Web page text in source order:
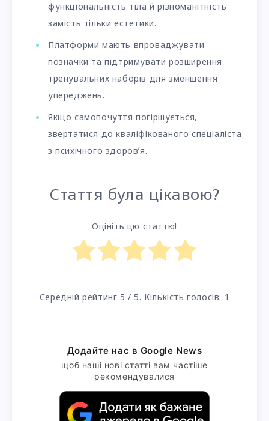
функціональність тіла й різноманітність
замість тільки естетики.
Платформи мають впроваджувати
позначки та підтримувати розширення
тренувальних наборів для зменшення
упереджень.
Якщо самопочуття погіршується,
звертатися до кваліфікованого спеціаліста
з психічного здоровʼя.
Стаття була цікавою?
Оцініть цю статтю!
Середній рейтинг 5 / 5. Кількість голосів: 1
Додайте нас в Google News
щоб наші нові статті вам частіше
рекомендувалися